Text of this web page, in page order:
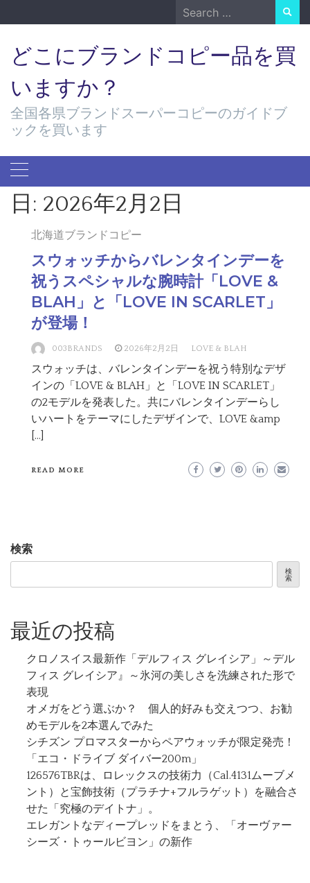
to
Search
for:
どこにブランドコピー品を買
いますか？
全国各県ブランドスーパーコピーのガイドブ
ックを買います
日: 2026年2月2日
北海道ブランドコピー
スウォッチからバレンタインデーを
祝うスペシャルな腕時計「LOVE &
BLAH」と「LOVE IN SCARLET」
が登場！
003BRANDS 2026年2月2日 LOVE & BLAH
スウォッチは、バレンタインデーを祝う特別なデザ
インの「LOVE & BLAH」と「LOVE IN SCARLET」
の2モデルを発表した。共にバレンタインデーらし
いハートをテーマにしたデザインで、LOVE &amp
[…]
READ MORE
検索
検
索
最近の投稿
クロノスイス最新作「デルフィス グレイシア」～デル
フィス グレイシア』～氷河の美しさを洗練された形で
表現
オメガをどう選ぶか？ 個人的好みも交えつつ、お勧
めモデルを2本選んでみた
シチズン プロマスターからペアウォッチが限定発売！
「エコ・ドライブ ダイバー200m」
126576TBRは、ロレックスの技術力（Cal.4131ムーブメ
ント）と宝飾技術（プラチナ+フルラゲット）を融合さ
せた「究極のデイトナ」。
エレガントなディープレッドをまとう、「オーヴァー
シーズ・トゥールビヨン」の新作